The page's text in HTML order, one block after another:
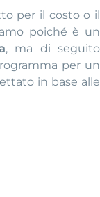
per il costo o il
poiché è un
, ma di seguito
per un
in base alle